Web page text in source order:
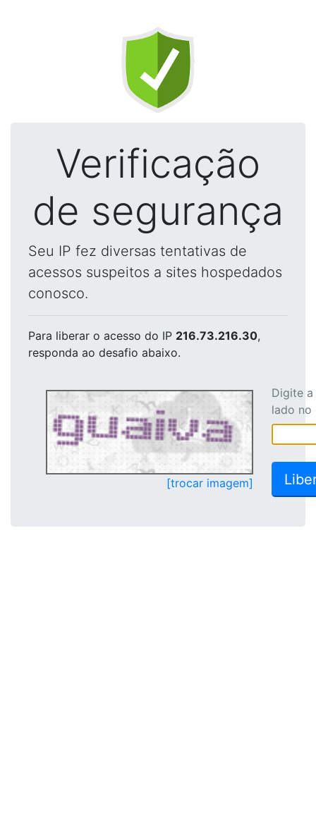
Verificação
de segurança
Seu IP fez diversas tentativas de
acessos suspeitos a sites hospedados
conosco.
Para liberar o acesso do IP 216.73.216.30,
responda ao desafio abaixo.
[trocar imagem]
Digite
lado no